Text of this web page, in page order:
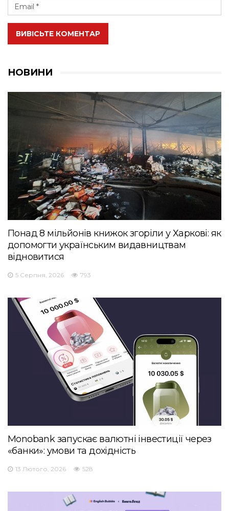
ВИВІСЬТЕ КОМЕНТАР
НОВИНИ
Понад 8 мільйонів книжок згоріли у Харкові: як
допомогти українським видавництвам
відновитися
5 Серпня, 2026 793
Monobank запускає валютні інвестиції через
«банки»: умови та дохідність
13 Лютого, 2026 528